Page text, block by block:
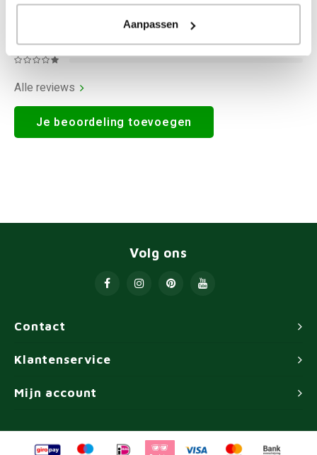
Aanpassen
Alle reviews
Je beoordeling toevoegen
Contact
Volg ons
Klantenservice
Mijn account